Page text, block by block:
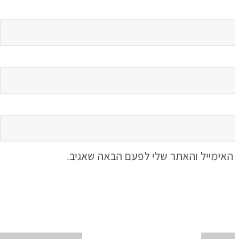
והאתר שלי לפעם הבאה שאגיב.